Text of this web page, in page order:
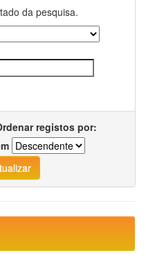
da pesquisa.
registos por: